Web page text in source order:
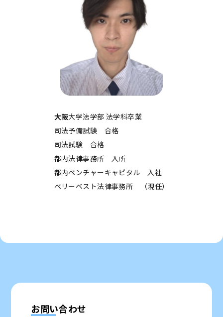
大阪大学法学部 法学科卒業
司法予備試験 合格
司法試験 合格
都内法律事務所 入所
都内ベンチャーキャピタル 入社
ベリーベスト法律事務所 （現任）
お問い合わせ